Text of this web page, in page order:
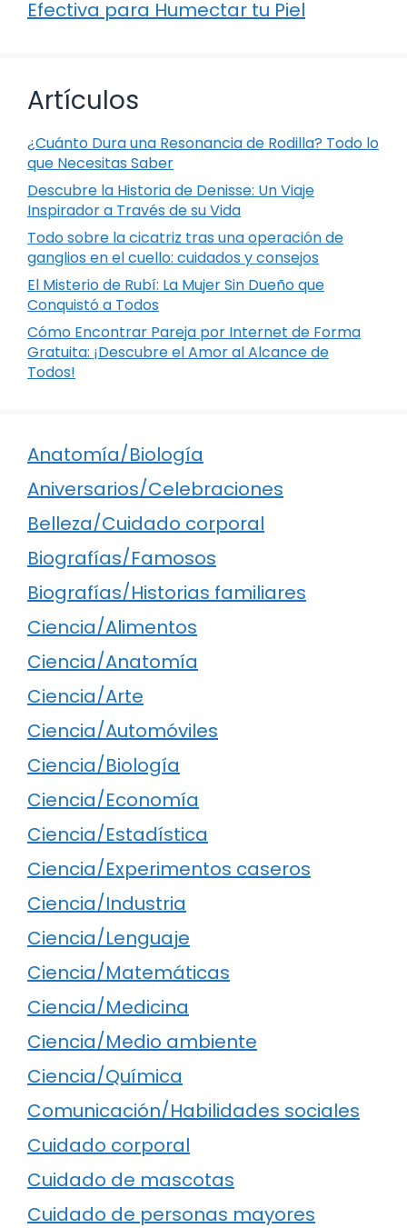
Efectiva para Humectar tu Piel
Artículos
¿Cuánto Dura una Resonancia de Rodilla? Todo lo
que Necesitas Saber
Descubre la Historia de Denisse: Un Viaje
Inspirador a Través de su Vida
Todo sobre la cicatriz tras una operación de
ganglios en el cuello: cuidados y consejos
El Misterio de Rubí: La Mujer Sin Dueño que
Conquistó a Todos
Cómo Encontrar Pareja por Internet de Forma
Gratuita: ¡Descubre el Amor al Alcance de
Todos!
Anatomía/Biología
Aniversarios/Celebraciones
Belleza/Cuidado corporal
Biografías/Famosos
Biografías/Historias familiares
Ciencia/Alimentos
Ciencia/Anatomía
Ciencia/Arte
Ciencia/Automóviles
Ciencia/Biología
Ciencia/Economía
Ciencia/Estadística
Ciencia/Experimentos caseros
Ciencia/Industria
Ciencia/Lenguaje
Ciencia/Matemáticas
Ciencia/Medicina
Ciencia/Medio ambiente
Ciencia/Química
Comunicación/Habilidades sociales
Cuidado corporal
Cuidado de mascotas
Cuidado de personas mayores